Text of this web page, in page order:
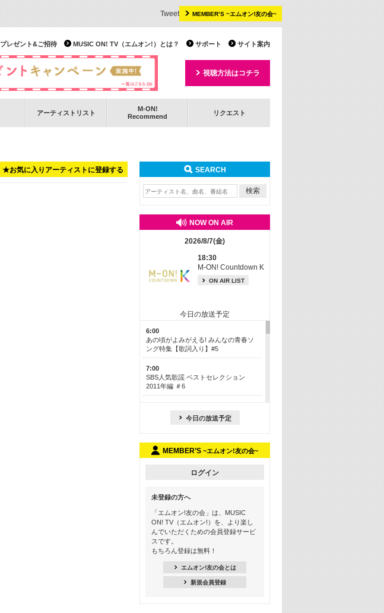
MEMBER’S ~エムオン!友の会~
Tweet
サイト案内
サポート
MUSIC ON! TV（エムオン!）とは？
プレゼント&ご招待
視聴方法はコチラ
アーティストリスト
M-ON!
Recommend
リクエスト
★お気に入りアーティストに登録する SEARCH
NOW ON AIR
2026/8/7(金)
18:30
M-ON! Countdown K
ON AIR LIST
今日の放送予定
6:00
あの頃がよみがえる! みんなの青春ソ
ング特集【歌詞入り】#5
7:00
SBS人気歌謡 ベストセレクション
2011年編 ＃6
今も昔も愛される鉄板カラオケメドレ
ー【歌詞入り】 一挙5時間！
13:30
Apple Music カウントダウン 20
16:30
あのころK-POPヒッツ! 2018→2021年
18:30
M-ON! Countdown K
今日の放送予定
MEMBER’S ~エムオン!友の会~
ログイン
未登録の方へ
「エムオン!友の会」は、MUSIC
ON! TV（エムオン!）を、より楽し
んでいただくための会員登録サービ
スです。
もちろん登録は無料！
エムオン!友の会とは
新規会員登録